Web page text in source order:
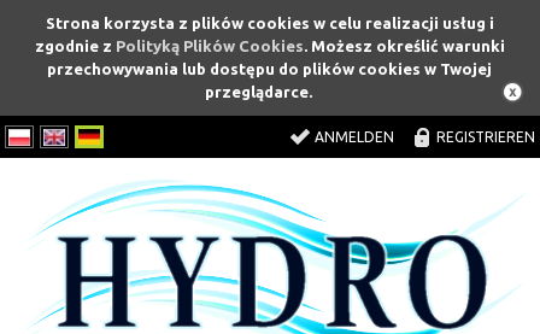
Strona korzysta z plików cookies w celu realizacji usług i
zgodnie z Polityką Plików Cookies. Możesz określić warunki
przechowywania lub dostępu do plików cookies w Twojej
przeglądarce.
ANMELDEN REGISTRIEREN